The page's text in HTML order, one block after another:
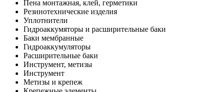
Пена монтажная, клей, герметики
Резинотехнические изделия
Уплотнители
Гидроаккумяторы и расширительные баки
Баки мембранные
Гидроаккумуляторы
Расширительные баки
Инструмент, метизы
Инструмент
Метизы и крепеж